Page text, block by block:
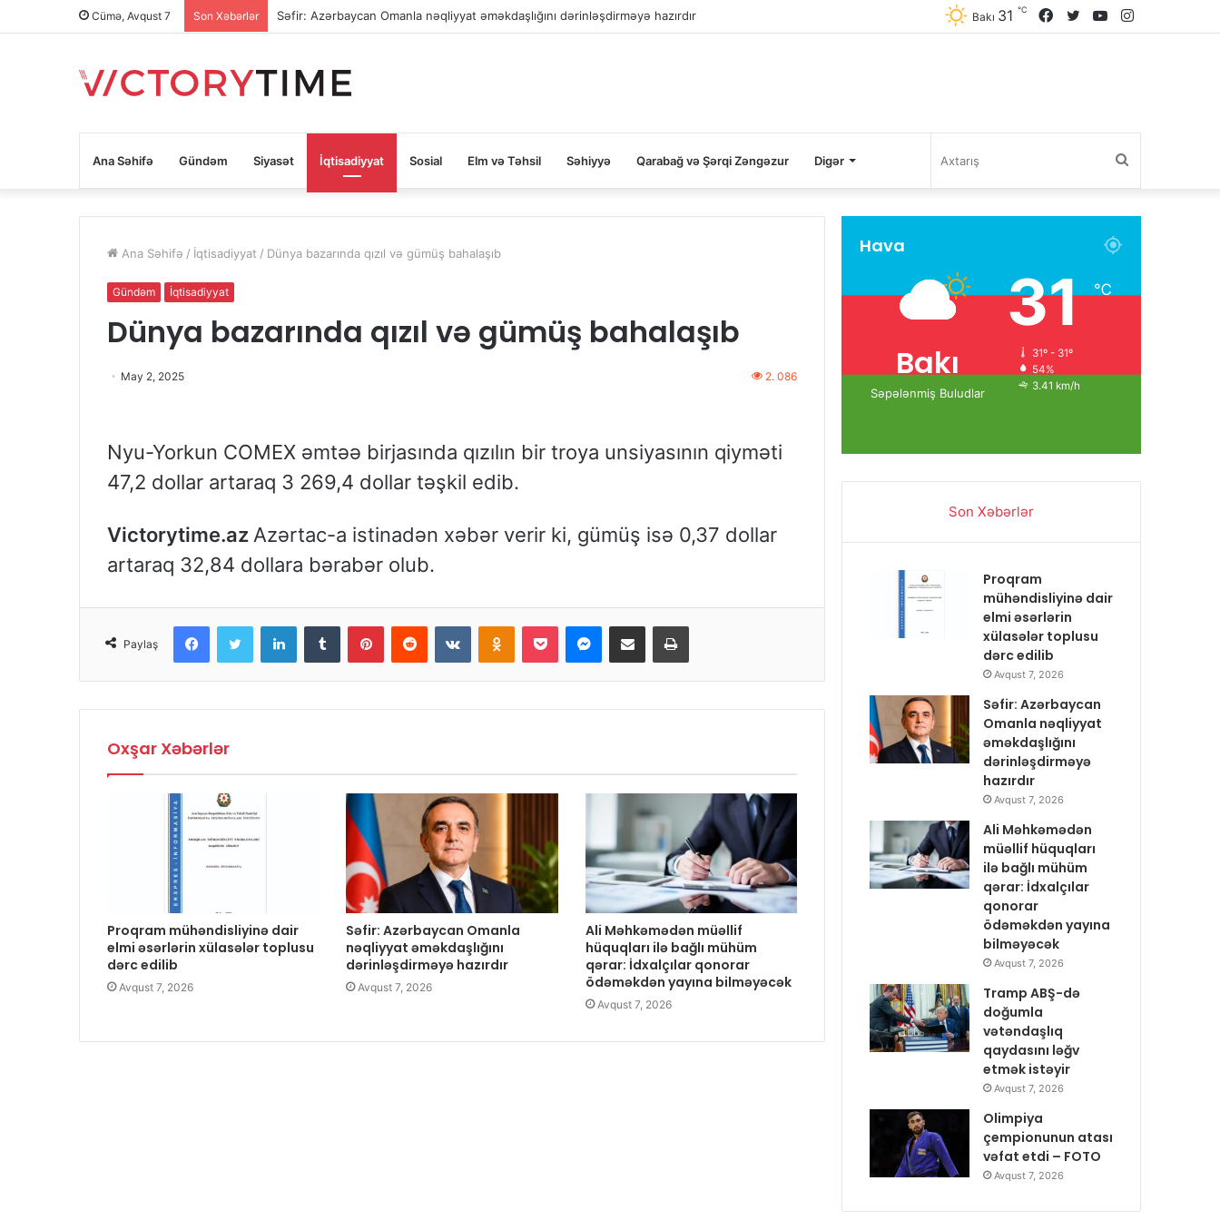
Cümə, Avqust 7 Son Xəbərlər Səfir: Azərbaycan Omanla nəqliyyat əməkdaşlığını dərinləşdirməyə hazırdır YouTube
Twitter
Facebook
Bakı 31 ℃
Ana Səhifə Gündəm Siyasət İqtisadiyyat Sosial Elm və Təhsil Səhiyyə Qarabağ və Şərqi Zəngəzur Digər
Ana Səhifə / İqtisadiyyat / Dünya bazarında qızıl və gümüş bahalaşıb
Gündəm İqtisadiyyat
Dünya bazarında qızıl və gümüş bahalaşıb
May 2, 2025 2. 086
Nyu-Yorkun COMEX əmtəə birjasında qızılın bir troya unsiyasının qiyməti
47,2 dollar artaraq 3 269,4 dollar təşkil edib.
Victorytime.az Azərtac-a istinadən xəbər verir ki, gümüş isə 0,37 dollar
artaraq 32,84 dollara bərabər olub.
Paylaş
Oxşar Xəbərlər
Proqram mühəndisliyinə dair
elmi əsərlərin xülasələr toplusu
dərc edilib
Avqust 7, 2026
Səfir: Azərbaycan Omanla
nəqliyyat əməkdaşlığını
dərinləşdirməyə hazırdır
Avqust 7, 2026
Ali Məhkəmədən müəllif
hüquqları ilə bağlı mühüm
qərar: İdxalçılar qonorar
ödəməkdən yayına bilməyəcək
Avqust 7, 2026
Hava
Bakı
Səpələnmiş Buludlar
31℃
31º - 31º
54%
3.41 km/h
Son Xəbərlər
Proqram
mühəndisliyinə dair
elmi əsərlərin
xülasələr toplusu
dərc edilib
Avqust 7, 2026
Səfir: Azərbaycan
Omanla nəqliyyat
əməkdaşlığını
dərinləşdirməyə
hazırdır
Avqust 7, 2026
Ali Məhkəmədən
müəllif hüquqları
ilə bağlı mühüm
qərar: İdxalçılar
qonorar
ödəməkdən yayına
bilməyəcək
Avqust 7, 2026
Tramp ABŞ-də
doğumla
vətəndaşlıq
qaydasını ləğv
etmək istəyir
Avqust 7, 2026
Olimpiya
çempionunun atası
vəfat etdi – FOTO
Avqust 7, 2026